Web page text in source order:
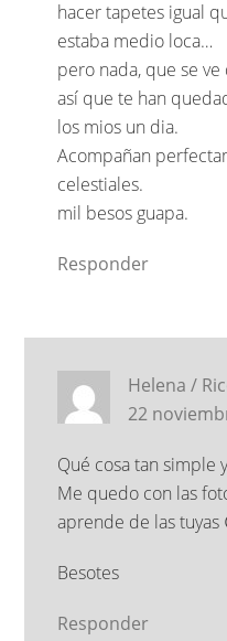
hacer tapetes igual
estaba medio loca…
pero nada, que se
así que te han
los mios un dia.
Acompañan
celestiales.
mil besos guapa.
Responder
Helena /
22
Qué cosa tan simple
Me quedo con las
aprende de las tuyas
Besotes
Responder